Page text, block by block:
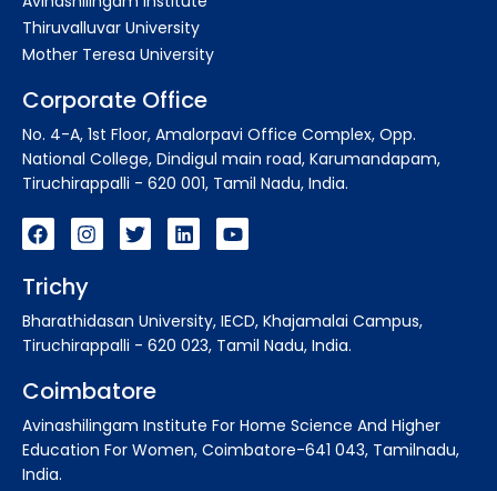
Thiruvalluvar University
Mother Teresa University
Corporate Office
No. 4-A, 1st Floor, Amalorpavi Office Complex, Opp.
National College, Dindigul main road, Karumandapam,
Tiruchirappalli - 620 001, Tamil Nadu, India.
Trichy
Bharathidasan University, IECD, Khajamalai Campus,
Tiruchirappalli - 620 023, Tamil Nadu, India.
Coimbatore
Avinashilingam Institute For Home Science And Higher
Education For Women, Coimbatore-641 043, Tamilnadu,
India.